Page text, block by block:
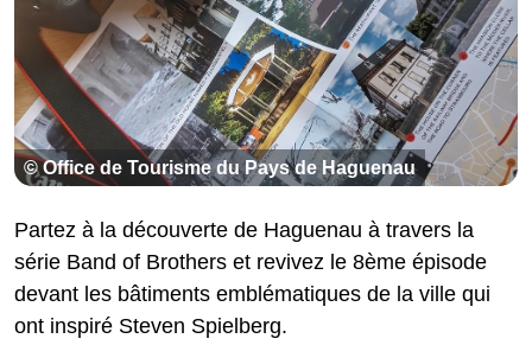
© Office de Tourisme du Pays de Haguenau
Partez à la découverte de Haguenau à travers la
série Band of Brothers et revivez le 8ème épisode
devant les bâtiments emblématiques de la ville qui
ont inspiré Steven Spielberg.